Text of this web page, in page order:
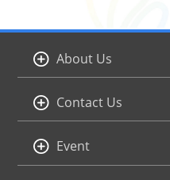
About Us
Contact Us
Event